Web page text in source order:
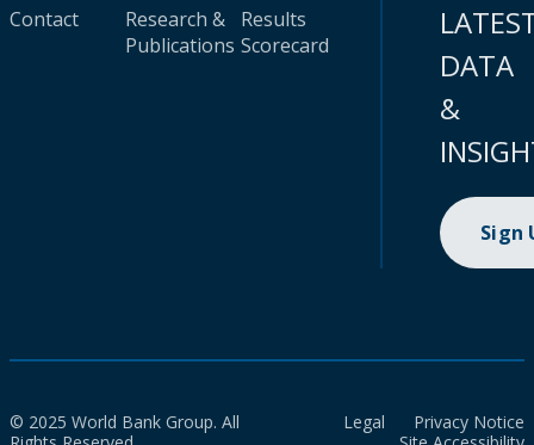
Contact
Research &
Publications
Results
Scorecard
DATA
&
Sign
© 2025 World Bank Group. All
Legal
Privacy Notice